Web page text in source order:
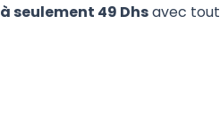
seulement 49 Dhsavec tout